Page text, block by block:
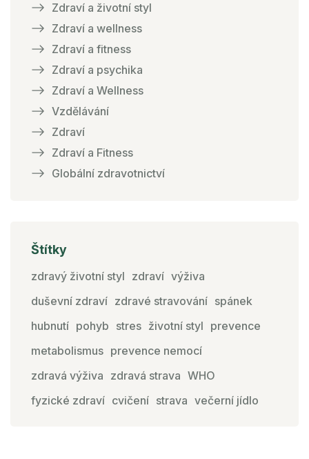
Zdraví a životní styl
Zdraví a wellness
Zdraví a fitness
Zdraví a psychika
Zdraví a Wellness
Vzdělávání
Zdraví
Zdraví a Fitness
Globální zdravotnictví
Štítky
zdravý životní styl zdraví výživa
duševní zdraví zdravé stravování spánek
hubnutí pohyb stres životní styl prevence
metabolismus prevence nemocí
zdravá výživa zdravá strava WHO
fyzické zdraví cvičení strava večerní jídlo